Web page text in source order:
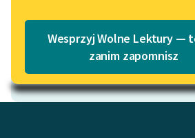
Lektury szkolne i klasyka
literatury do słuchania dla
Wesprzyj Wolne Lektury —
zanim zapomnisz